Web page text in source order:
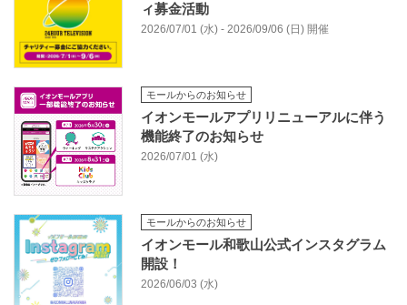
ィ募金活動
2026/07/01 (水) - 2026/09/06 (日) 開催
モールからのお知らせ
イオンモールアプリリニューアルに伴う
機能終了のお知らせ
2026/07/01 (水)
モールからのお知らせ
イオンモール和歌山公式インスタグラム
開設！
2026/06/03 (水)